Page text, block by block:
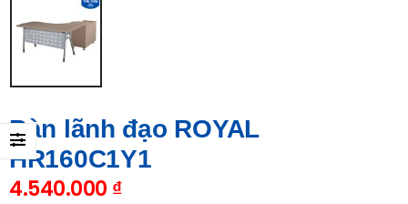
Bàn lãnh đạo ROYAL
HR160C1Y1
4.540.000 ₫